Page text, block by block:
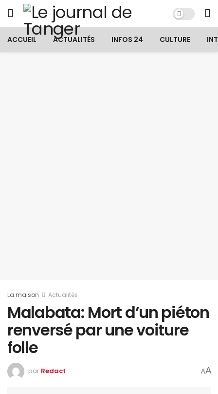
ACCUEIL ACTUALITÉS INFOS 24 CULTURE
La maison Actualités
Malabata: Mort d’un piéton
renversé par une voiture
folle
par Redact AA